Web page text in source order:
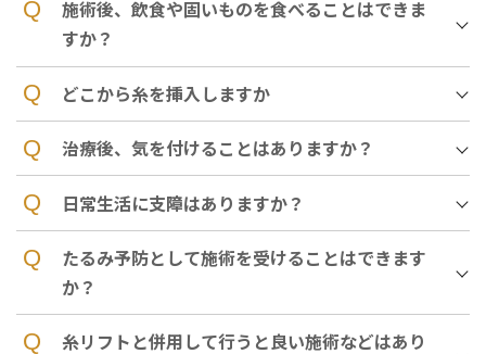
施術後、飲食や固いものを食べることはできま
すか？
どこから糸を挿入しますか
治療後、気を付けることはありますか？
日常生活に支障はありますか？
たるみ予防として施術を受けることはできます
か？
糸リフトと併用して行うと良い施術などはあり